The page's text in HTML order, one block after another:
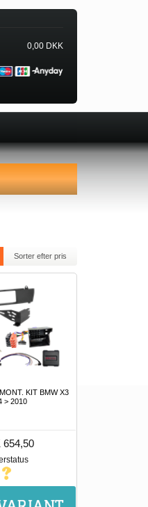
0,00 DKK
Sorter efter pris
KIT BMW X3
> 2010
654,50